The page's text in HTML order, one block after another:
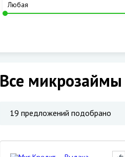
Все микрозаймы
19 предложений подобрано